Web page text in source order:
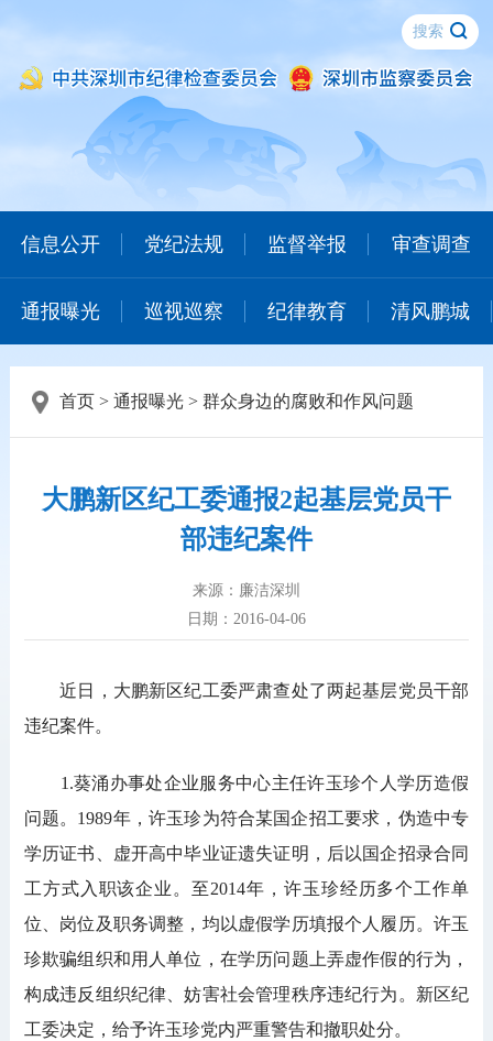
信息公开 党纪法规 监督举报 审查调查
通报曝光 巡视巡察 纪律教育 清风鹏城
首页> 通报曝光> 群众身边的腐败和作风问题
大鹏新区纪工委通报2起基层党员干
部违纪案件
来源：廉洁深圳
日期：2016-04-06
近日，大鹏新区纪工委严肃查处了两起基层党员干部
违纪案件。
1.葵涌办事处企业服务中心主任许玉珍个人学历造假
问题。1989年，许玉珍为符合某国企招工要求，伪造中专
学历证书、虚开高中毕业证遗失证明，后以国企招录合同
工方式入职该企业。至2014年，许玉珍经历多个工作单
位、岗位及职务调整，均以虚假学历填报个人履历。许玉
珍欺骗组织和用人单位，在学历问题上弄虚作假的行为，
构成违反组织纪律、妨害社会管理秩序违纪行为。新区纪
工委决定，给予许玉珍党内严重警告和撤职处分。